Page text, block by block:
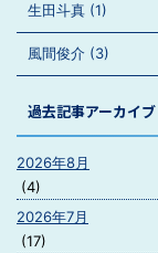
生田斗真 (1)
風間俊介 (3)
過去記事アーカイブ
2026年8月
(4)
2026年7月
(17)